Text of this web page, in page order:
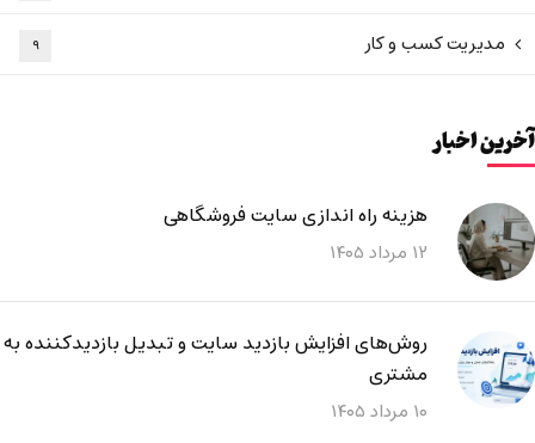
مدیریت کسب و کار ۹
آخرین اخبار
هزینه راه اندازی سایت فروشگاهی
۱۲ مرداد ۱۴۰۵
روش‌های افزایش بازدید سایت و تبدیل بازدیدکننده به
مشتری
۱۰ مرداد ۱۴۰۵